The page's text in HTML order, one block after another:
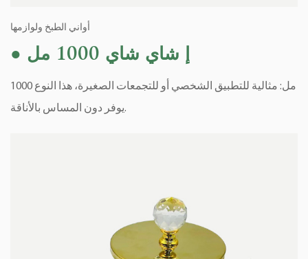
أواني الطبخ ولوازمها
● إ شاي شاي 1000 مل
1000 مل: مثالية للتطبيق الشخصي أو للتجمعات الصغيرة، هذا النوع
يوفر دون المساس بالأناقة.